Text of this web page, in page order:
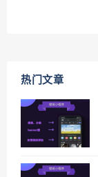
热门文章